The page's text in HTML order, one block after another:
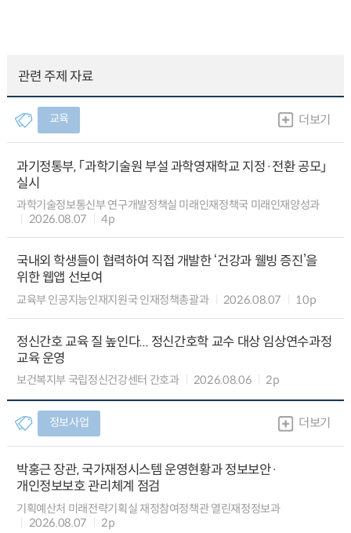
관련 주제 자료
교육 더보기
과기정통부, 「과학기술원 부설 과학영재학교 지정·전환 공모」
실시
과학기술정보통신부 연구개발정책실 미래인재정책국 미래인재양성과
2026.08.07
4p
국내외 학생들이 협력하여 직접 개발한 ‘건강과 웰빙 증진’을
위한 웹앱 선보여
교육부 인공지능인재지원국 인재정책총괄과 2026.08.07 10p
정신간호 교육 질 높인다... 정신간호학 교수 대상 임상연수과정
교육 운영
보건복지부 국립정신건강센터 간호과 2026.08.06 2p
정보사업 더보기
박홍근 장관, 국가재정시스템 운영현황과 정보보안·
개인정보보호 관리체계 점검
기획예산처 미래전략기획실 재정참여정책관 열린재정정보과
2026.08.07
2p